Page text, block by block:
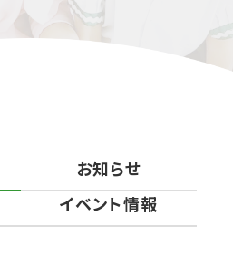
お知らせ
イベント情報